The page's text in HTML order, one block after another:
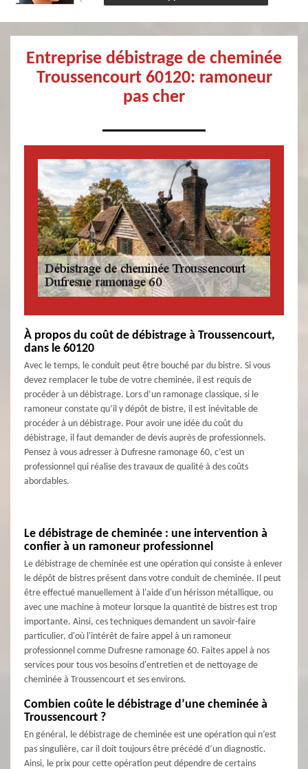
Entreprise débistrage de cheminée
Troussencourt 60120: ramoneur
pas cher
À propos du coût de débistrage à Troussencourt,
dans le 60120
Avec le temps, le conduit peut être bouché par du bistre. Si vous
devez remplacer le tube de votre cheminée, il est requis de
procéder à un débistrage. Lors d’un ramonage classique, si le
ramoneur constate qu’il y dépôt de bistre, il est inévitable de
procéder à un débistrage. Pour avoir une idée du coût du
débistrage, il faut demander de devis auprès de professionnels.
Pensez à vous adresser à Dufresne ramonage 60, c’est un
professionnel qui réalise des travaux de qualité à des coûts
abordables.
Le débistrage de cheminée : une intervention à
confier à un ramoneur professionnel
Le débistrage de cheminée est une opération qui consiste à enlever
le dépôt de bistres présent dans votre conduit de cheminée. Il peut
être effectué manuellement à l'aide d'un hérisson métallique, ou
avec une machine à moteur lorsque la quantité de bistres est trop
importante. Ainsi, ces techniques demandent un savoir-faire
particulier, d'où l'intérêt de faire appel à un ramoneur
professionnel comme Dufresne ramonage 60. Faites appel à nos
services pour tous vos besoins d'entretien et de nettoyage de
cheminée à Troussencourt et ses environs.
Combien coûte le débistrage d’une cheminée à
Troussencourt ?
En général, le débistrage de cheminée est une opération qui n’est
pas singulière, car il doit toujours être précédé d’un diagnostic.
Ainsi, le prix pour cette opération peut dépendre de certains